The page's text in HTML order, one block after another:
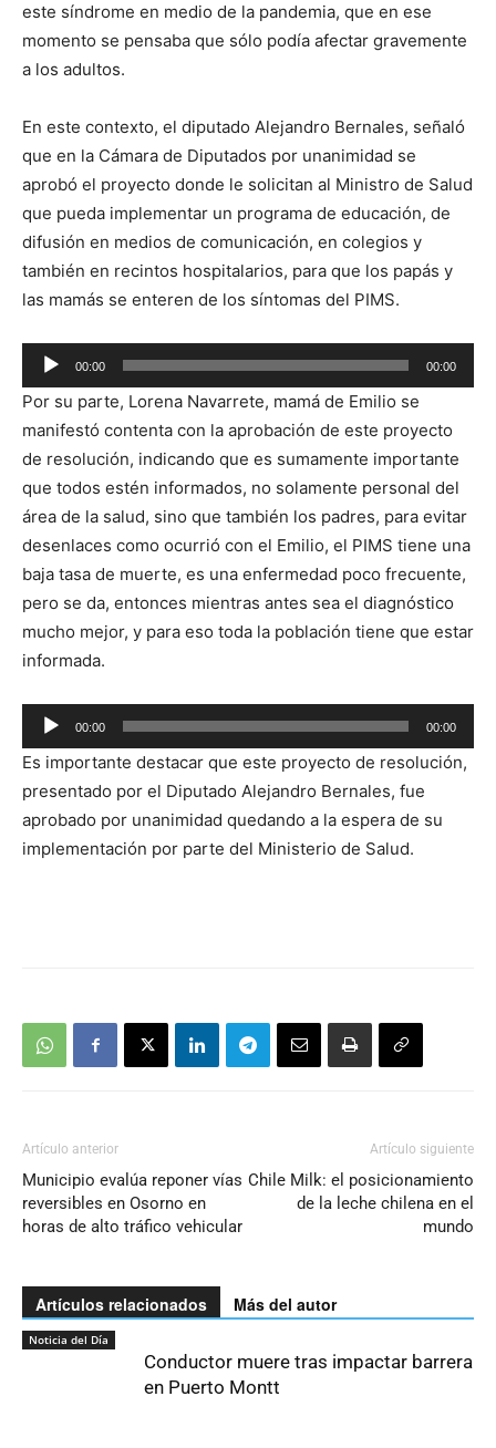
este síndrome en medio de la pandemia, que en ese
momento se pensaba que sólo podía afectar gravemente
a los adultos.
En este contexto, el diputado Alejandro Bernales, señaló
que en la Cámara de Diputados por unanimidad se
aprobó el proyecto donde le solicitan al Ministro de Salud
que pueda implementar un programa de educación, de
difusión en medios de comunicación, en colegios y
también en recintos hospitalarios, para que los papás y
las mamás se enteren de los síntomas del PIMS.
Reproductor
de
audio
00:00 00:00
Por su parte, Lorena Navarrete, mamá de Emilio se
manifestó contenta con la aprobación de este proyecto
de resolución, indicando que es sumamente importante
que todos estén informados, no solamente personal del
área de la salud, sino que también los padres, para evitar
desenlaces como ocurrió con el Emilio, el PIMS tiene una
baja tasa de muerte, es una enfermedad poco frecuente,
pero se da, entonces mientras antes sea el diagnóstico
mucho mejor, y para eso toda la población tiene que estar
informada.
Reproductor
de
audio
00:00 00:00
Es importante destacar que este proyecto de resolución,
presentado por el Diputado Alejandro Bernales, fue
aprobado por unanimidad quedando a la espera de su
implementación por parte del Ministerio de Salud.
Artículo anterior
Municipio evalúa reponer vías
reversibles en Osorno en
horas de alto tráfico vehicular
Artículo siguiente
Chile Milk: el posicionamiento
de la leche chilena en el
mundo
Artículos relacionados Más del autor
Noticia del Día
Conductor muere tras impactar barrera
en Puerto Montt